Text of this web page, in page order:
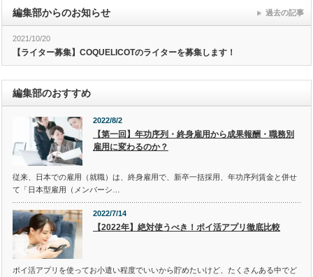
編集部からのお知らせ
2021/10/20
【ライター募集】COQUELICOTのライターを募集します！
過去の記事
編集部のおすすめ
2022/8/2
【第一回】年功序列・終身雇用から成果報酬・職務別
雇用に変わるのか？
従来、日本での雇用（就職）は、終身雇用で、新卒一括採用、年功序列賃金と併せ
て「日本型雇用（メンバーシ…
2022/7/14
【2022年】絶対使うべき！ポイ活アプリ徹底比較
ポイ活アプリを使ってお小遣い程度でいいから貯めたいけど、たくさんある中でど